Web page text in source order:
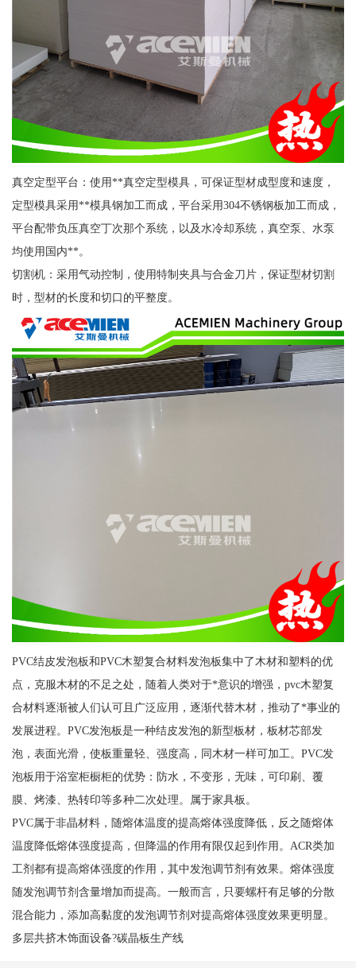
真空定型平台：使用**真空定型模具，可保证型材成型度和速度，
定型模具采用**模具钢加工而成，平台采用304不锈钢板加工而成，
平台配带负压真空丁次那个系统，以及水冷却系统，真空泵、水泵
均使用国内**。
切割机：采用气动控制，使用特制夹具与合金刀片，保证型材切割
时，型材的长度和切口的平整度。
PVC结皮发泡板和PVC木塑复合材料发泡板集中了木材和塑料的优
点，克服木材的不足之处，随着人类对于*意识的增强，pvc木塑复
合材料逐渐被人们认可且广泛应用，逐渐代替木材，推动了*事业的
发展进程。PVC发泡板是一种结皮发泡的新型板材，板材芯部发
泡，表面光滑，使板重量轻、强度高，同木材一样可加工。PVC发
泡板用于浴室柜橱柜的优势：防水，不变形，无味，可印刷、覆
膜、烤漆、热转印等多种二次处理。属于家具板。
PVC属于非晶材料，随熔体温度的提高熔体强度降低，反之随熔体
温度降低熔体强度提高，但降温的作用有限仅起到作用。ACR类加
工剂都有提高熔体强度的作用，其中发泡调节剂有效果。熔体强度
随发泡调节剂含量增加而提高。一般而言，只要螺杆有足够的分散
混合能力，添加高黏度的发泡调节剂对提高熔体强度效果更明显。
多层共挤木饰面设备?碳晶板生产线